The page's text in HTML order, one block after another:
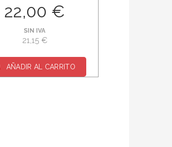
22,00 €
SIN IVA
21,15 €
AÑADIR AL CARRITO